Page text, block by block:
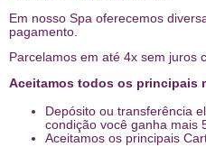
Em nosso Spa oferecemos
pagamento.
Parcelamos em até 4x sem juros
Aceitamos todos os principais
Depósito ou transferência
condição você ganha mais
Aceitamos os principais